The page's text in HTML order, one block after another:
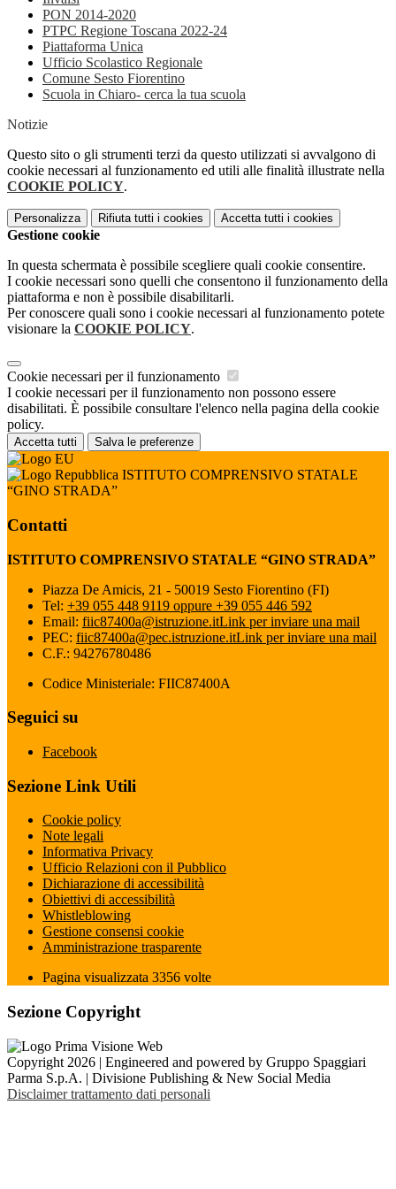
PON 2014-2020
PTPC Regione Toscana 2022-24
Piattaforma Unica
Ufficio Scolastico Regionale
Comune Sesto Fiorentino
Scuola in Chiaro- cerca la tua scuola
Notizie
Questo sito o gli strumenti terzi da questo utilizzati si avvalgono di
cookie necessari al funzionamento ed utili alle finalità illustrate nella
COOKIE POLICY.
Personalizza Rifiuta tutti i cookies Accetta tutti i cookies
Gestione cookie
In questa schermata è possibile scegliere quali cookie consentire.
I cookie necessari sono quelli che consentono il funzionamento della
piattaforma e non è possibile disabilitarli.
Per conoscere quali sono i cookie necessari al funzionamento potete
visionare la COOKIE POLICY.
Cookie necessari per il funzionamento
I cookie necessari per il funzionamento non possono essere
disabilitati. È possibile consultare l'elenco nella pagina della cookie
policy.
Accetta tutti Salva le preferenze
ISTITUTO COMPRENSIVO STATALE
“GINO STRADA”
Contatti
ISTITUTO COMPRENSIVO STATALE “GINO STRADA”
Piazza De Amicis, 21 - 50019 Sesto Fiorentino (FI)
Tel: +39 055 448 9119 oppure +39 055 446 592
Email: fiic87400a@istruzione.itLink per inviare una mail
PEC: fiic87400a@pec.istruzione.itLink per inviare una mail
C.F.: 94276780486
Codice Ministeriale: FIIC87400A
Seguici su
Facebook
Sezione Link Utili
Cookie policy
Note legali
Informativa Privacy
Ufficio Relazioni con il Pubblico
Dichiarazione di accessibilità
Obiettivi di accessibilità
Whistleblowing
Gestione consensi cookie
Amministrazione trasparente
Pagina visualizzata 3356 volte
Sezione Copyright
Copyright 2026 | Engineered and powered by Gruppo Spaggiari
Parma S.p.A. | Divisione Publishing & New Social Media
Disclaimer trattamento dati personali